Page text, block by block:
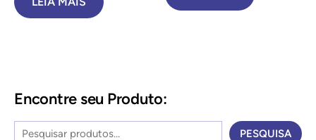
Encontre seu Produto:
PESQUISA